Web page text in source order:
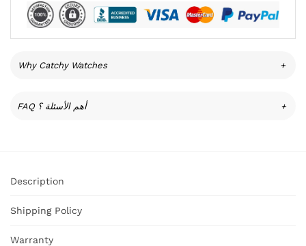
Why Catchy Watches +
FAQ أهم الأسئلة ؟ +
Description
Shipping Policy
Warranty